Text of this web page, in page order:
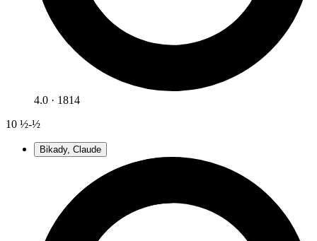
4.0 · 1814
10 ½-½
Bikady, Claude